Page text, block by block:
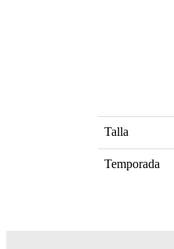
Talla
Temporada